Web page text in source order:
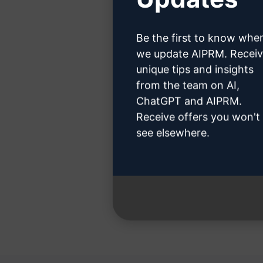
Clicca
Passo
Be the first to know
we update AIPRM.
unique tips and insights
from the team on AI,
ChatGPT and AIPRM.
Receive offers you won't
see elsewhere.